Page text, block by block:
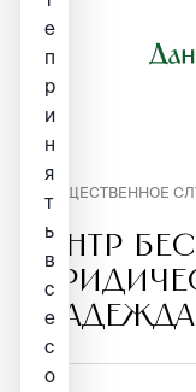
ОБЩЕСТВЕННОЕ
ЦЕНТР
е
п
р
и
н
я
т
ь
в
с
е
c
o